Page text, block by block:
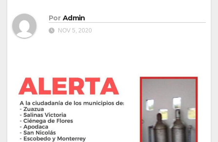
Por Admin
NOV 5, 2020